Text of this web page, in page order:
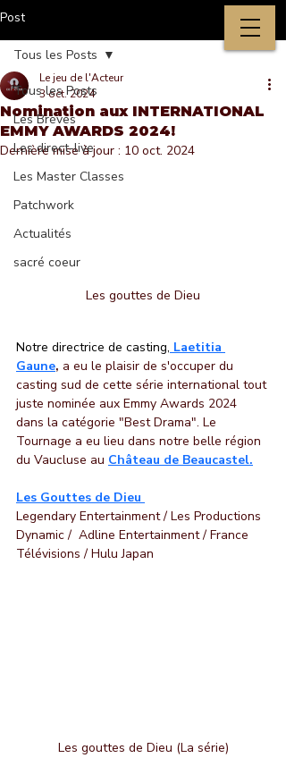
Post
Tous les Posts
Les Brèves
Les direct-live
Les Master Classes
Patchwork
Actualités
sacré coeur
Tous les Posts
Nomination aux INTERNATIONAL
EMMY AWARDS 2024!
Le jeu de l'Acteur
3 oct. 2024
Dernière mise à jour : 10 oct. 2024
Les gouttes de Dieu
Notre directrice de casting, Laetitia
Gaune, a eu le plaisir de s'occuper du
casting sud de cette série international tout
juste nominée aux Emmy Awards 2024
dans la catégorie "Best Drama". Le
Tournage a eu lieu dans notre belle région
du Vaucluse au Château de Beaucastel.
Les Gouttes de Dieu
Legendary Entertainment / Les Productions
Dynamic /  Adline Entertainment / France
Télévisions / Hulu Japan
Les gouttes de Dieu (La série)